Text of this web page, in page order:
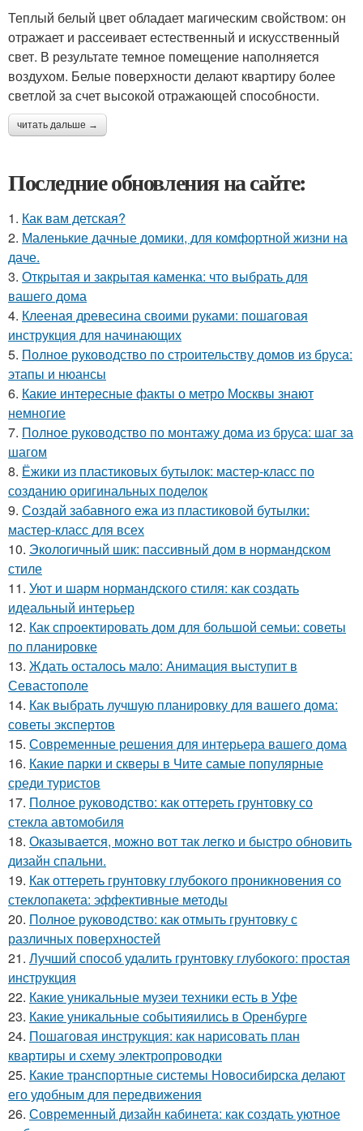
Теплый белый цвет обладает магическим свойством: он
отражает и рассеивает естественный и искусственный
свет. В результате темное помещение наполняется
воздухом. Белые поверхности делают квартиру более
светлой за счет высокой отражающей способности.
читать дальше →
Последние обновления на сайте:
1. Как вам детская?
2. Маленькие дачные домики, для комфортной жизни на
даче.
3. Открытая и закрытая каменка: что выбрать для
вашего дома
4. Клееная древесина своими руками: пошаговая
инструкция для начинающих
5. Полное руководство по строительству домов из бруса:
этапы и нюансы
6. Какие интересные факты о метро Москвы знают
немногие
7. Полное руководство по монтажу дома из бруса: шаг за
шагом
8. Ёжики из пластиковых бутылок: мастер-класс по
созданию оригинальных поделок
9. Создай забавного ежа из пластиковой бутылки:
мастер-класс для всех
10. Экологичный шик: пассивный дом в нормандском
стиле
11. Уют и шарм нормандского стиля: как создать
идеальный интерьер
12. Как спроектировать дом для большой семьи: советы
по планировке
13. Ждать осталось мало: Анимация выступит в
Севастополе
14. Как выбрать лучшую планировку для вашего дома:
советы экспертов
15. Современные решения для интерьера вашего дома
16. Какие парки и скверы в Чите самые популярные
среди туристов
17. Полное руководство: как оттереть грунтовку со
стекла автомобиля
18. Оказывается, можно вот так легко и быстро обновить
дизайн спальни.
19. Как оттереть грунтовку глубокого проникновения со
стеклопакета: эффективные методы
20. Полное руководство: как отмыть грунтовку с
различных поверхностей
21. Лучший способ удалить грунтовку глубокого: простая
инструкция
22. Какие уникальные музеи техники есть в Уфе
23. Какие уникальные событияились в Оренбурге
24. Пошаговая инструкция: как нарисовать план
квартиры и схему электропроводки
25. Какие транспортные системы Новосибирска делают
его удобным для передвижения
26. Современный дизайн кабинета: как создать уютное